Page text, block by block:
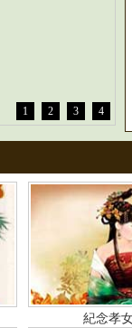
1 2 3 4
紀念孝